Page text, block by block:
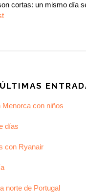
cortas: un mismo día
ÚLTIMAS
Menorca con niños
días
con Ryanair
norte de Portugal